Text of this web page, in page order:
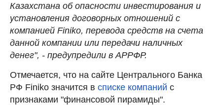
Казахстана об опасности инвестирования и
установления договорных отношений с
компанией Finiko, перевода средств на счета
данной компании или передачи наличных
денег", - предупредили в АРРФР.
Отмечается, что на сайте Центрального Банка
РФ Finiko значится в списке компаний с
признаками "финансовой пирамиды".